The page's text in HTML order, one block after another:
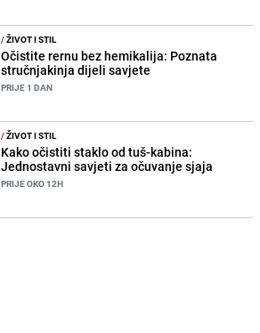
/ŽIVOT I STIL
Očistite rernu bez hemikalija: Poznata
stručnjakinja dijeli savjete
PRIJE 1 DAN
/ŽIVOT I STIL
Kako očistiti staklo od tuš-kabina:
Jednostavni savjeti za očuvanje sjaja
PRIJE OKO 12H